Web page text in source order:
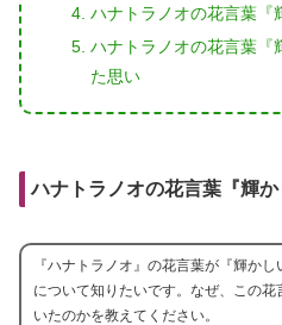
ハナトラノオの花言葉『
ハナトラノオの花言葉『
た思い
ハナトラノオの花言葉『輝
『ハナトラノオ』の花言葉が『輝かし
について知りたいです。なぜ、この花
いたのかを教えてください。